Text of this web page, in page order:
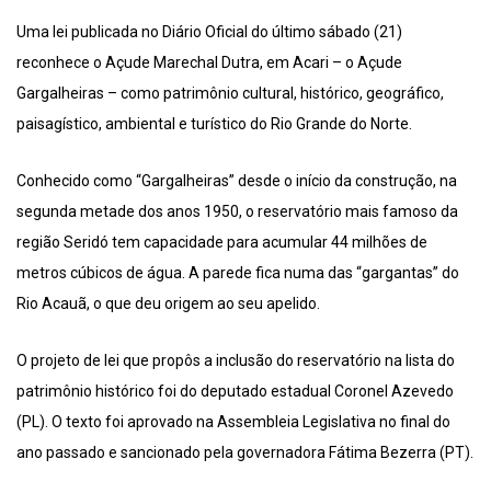
Uma lei publicada no Diário Oficial do último sábado (21)
reconhece o Açude Marechal Dutra, em Acari – o Açude
Gargalheiras – como patrimônio cultural, histórico, geográfico,
paisagístico, ambiental e turístico do Rio Grande do Norte.
Conhecido como “Gargalheiras” desde o início da construção, na
segunda metade dos anos 1950, o reservatório mais famoso da
região Seridó tem capacidade para acumular 44 milhões de
metros cúbicos de água. A parede fica numa das “gargantas” do
Rio Acauã, o que deu origem ao seu apelido.
O projeto de lei que propôs a inclusão do reservatório na lista do
patrimônio histórico foi do deputado estadual Coronel Azevedo
(PL). O texto foi aprovado na Assembleia Legislativa no final do
ano passado e sancionado pela governadora Fátima Bezerra (PT).